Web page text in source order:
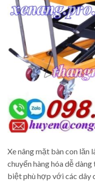
Xe nâng mặt bàn con lăn
chuyển hàng hóa dễ
biệt phù hợp với các dây